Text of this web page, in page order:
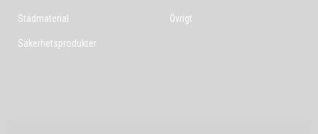
Städmaterial
Säkerhetsprodukter
Övrigt